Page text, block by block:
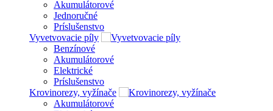
Akumulátorové
Jednoručné
Príslušenstvo
Vyvetvovacie píly
Benzínové
Akumulátorové
Elektrické
Príslušenstvo
Krovinorezy, vyžínače
Akumulátorové